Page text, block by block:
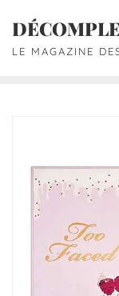
LE MAGAZINE